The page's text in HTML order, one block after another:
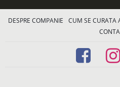
DESPRE COMPANIE CUM SE CURATA